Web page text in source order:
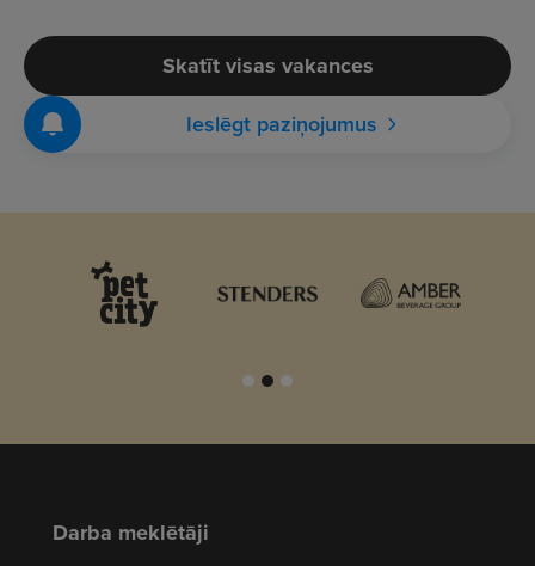
Skatīt visas vakances
Ieslēgt paziņojumus
Darba meklētāji